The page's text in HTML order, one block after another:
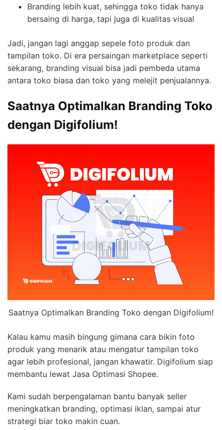
Branding lebih kuat, sehingga toko tidak hanya
bersaing di harga, tapi juga di kualitas visual
Jadi, jangan lagi anggap sepele foto produk dan
tampilan toko. Di era persaingan marketplace seperti
sekarang, branding visual bisa jadi pembeda utama
antara toko biasa dan toko yang melejit penjualannya.
Saatnya Optimalkan Branding Toko
dengan Digifolium!
Saatnya Optimalkan Branding Toko dengan Digifolium!
Kalau kamu masih bingung gimana cara bikin foto
produk yang menarik atau mengatur tampilan toko
agar lebih profesional, jangan khawatir. Digifolium siap
membantu lewat Jasa Optimasi Shopee.
Kami sudah berpengalaman bantu banyak seller
meningkatkan branding, optimasi iklan, sampai atur
strategi biar toko makin cuan.